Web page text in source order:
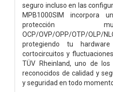
seguro incluso en las
MPB1000SIM incorpora
protección
OCP/OVP/OPP/OTP/OLP/
protegiendo tu
cortocircuitos y
TÜV Rheinland, uno de
reconocidos de calidad y
y seguridad en todo